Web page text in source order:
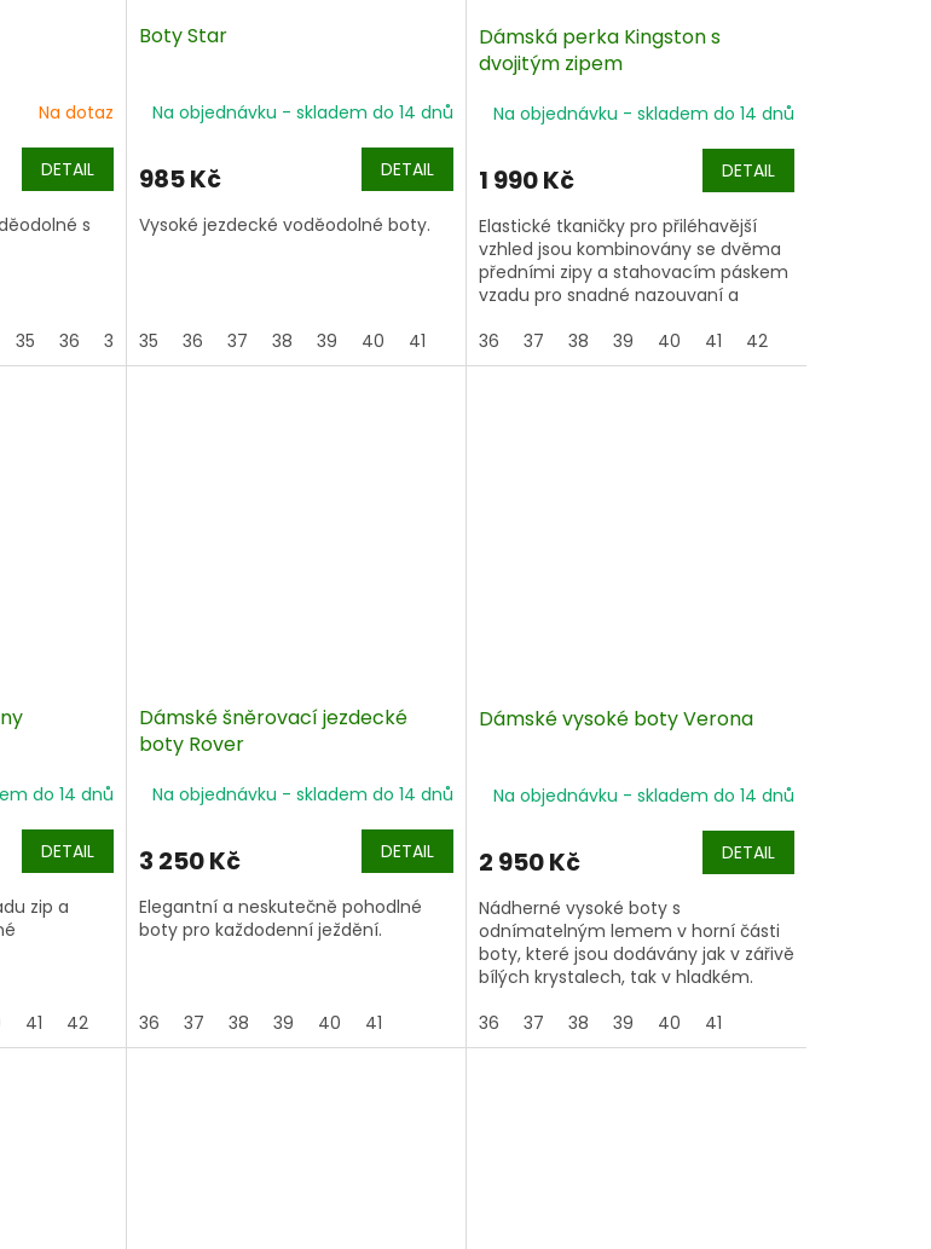
Na dotaz
DETAIL
s
35 36 37 38 39 40 41
Boty Star
Na objednávku - skladem do 14 dnů
985 Kč DETAIL
Vysoké jezdecké voděodolné boty.
35 36 37 38 39 40 41
Dámská perka Kingston s
dvojitým zipem
Na objednávku - skladem do 14 dnů
1 990 Kč DETAIL
Elastické tkaničky pro přiléhavější
vzhled jsou kombinovány se dvěma
předními zipy a stahovacím páskem
vzadu pro snadné nazouvaní a
36
37 38 39 40 41 42
do 14 dnů
DETAIL
zip a
41 42
Dámské šněrovací jezdecké
boty Rover
Na objednávku - skladem do 14 dnů
3 250 Kč DETAIL
Elegantní a neskutečně pohodlné
boty pro každodenní ježdění.
36 37 38 39 40 41
Dámské vysoké boty Verona
Na objednávku - skladem do 14 dnů
2 950 Kč DETAIL
Nádherné vysoké boty s
odnímatelným lemem v horní části
boty, které jsou dodávány jak v zářivě
bílých krystalech, tak v hladkém.
Naše vysoké jezdecké boty Verona
jsou elegantní a zároveň praktické –
36 37 38 39 40 41